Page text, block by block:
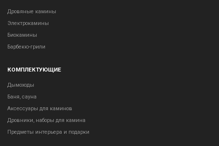
Дровяные камины
Электрокамины
Биокамины
Барбекю-грили
КОМПЛЕКТУЮЩИЕ
Дымоходы
Баня, сауна
Аксессуары для каминов
Дровники, наборы для камина
Предметы интерьера и подарки